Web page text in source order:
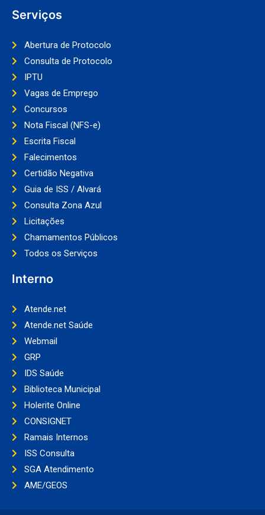
Serviços
Abertura de Protocolo
Consulta de Protocolo
IPTU
Vagas de Emprego
Concursos
Nota Fiscal (NFS-e)
Escrita Fiscal
Falecimentos
Certidão Negativa
Guia de ISS / Alvará
Consulta Zona Azul
Licitações
Chamamentos Públicos
Todos os Serviços
Interno
Atende.net
Atende.net Saúde
Webmail
GRP
IDS Saúde
Biblioteca Municipal
Holerite Online
CONSIGNET
Ramais Internos
ISS Consulta
SGA Atendimento
AME/GEOS